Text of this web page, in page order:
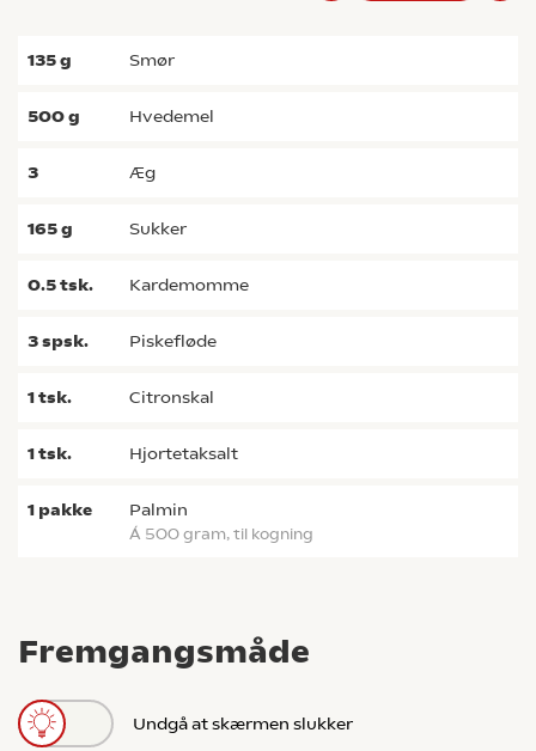
Fremgangsmåde
Undgå at skærmen slukker
135g smør
500g hvedemel
3 æg
165g sukker
0.5tsk. kardemomme
3spsk. piskefløde
1tsk. citronskal
1tsk. hjortetaksalt
1 pakke palmin
á 500 gram, til kogning